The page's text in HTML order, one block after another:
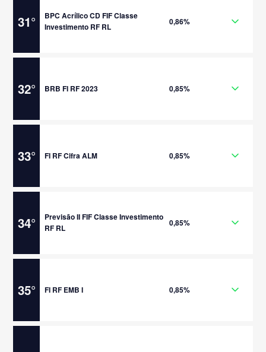
31°
BPC Acrílico CD FIF Classe
Investimento RF RL
0,86%
32° BRB FI RF 2023 0,85%
33° FI RF Cifra ALM 0,85%
34°
Previsão II FIF Classe Investimento
RF RL
0,85%
35° FI RF EMB I 0,85%